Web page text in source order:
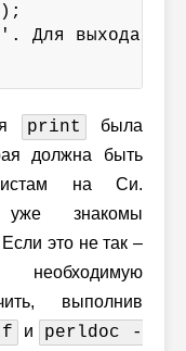
Для выхода из
print
была
должна быть
на Си.
знакомы
это не так –
выполнив
и
perldoc -